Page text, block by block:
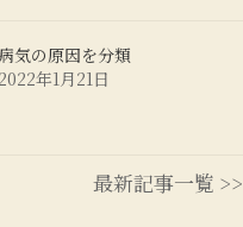
気の原因を分類
2022年1月21日
最新記事一覧 >>